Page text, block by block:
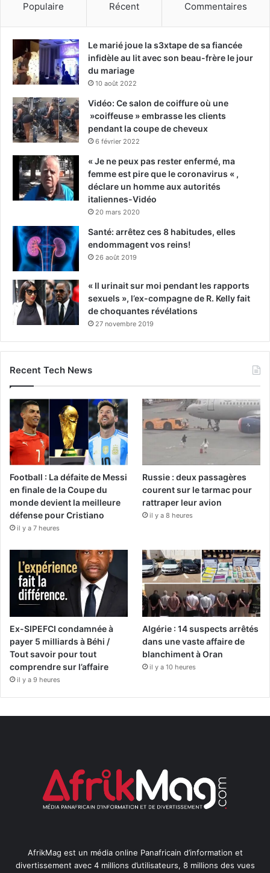
Populaire Récent Commentaires
Le marié joue la s3xtape de sa fiancée
infidèle au lit avec son beau-frère le jour
du mariage
10 août 2022
Vidéo: Ce salon de coiffure où une
»coiffeuse » embrasse les clients
pendant la coupe de cheveux
6 février 2022
« Je ne peux pas rester enfermé, ma
femme est pire que le coronavirus « ,
déclare un homme aux autorités
italiennes-Vidéo
20 mars 2020
Santé: arrêtez ces 8 habitudes, elles
endommagent vos reins!
26 août 2019
« Il urinait sur moi pendant les rapports
sexuels », l’ex-compagne de R. Kelly fait
de choquantes révélations
27 novembre 2019
Recent Tech News
Football : La défaite de Messi
en finale de la Coupe du
monde devient la meilleure
défense pour Cristiano
il y a 7 heures
Russie : deux passagères
courent sur le tarmac pour
rattraper leur avion
il y a 8 heures
Ex-SIPEFCI condamnée à
payer 5 milliards à Béhi /
Tout savoir pour tout
comprendre sur l’affaire
il y a 9 heures
Algérie : 14 suspects arrêtés
dans une vaste affaire de
blanchiment à Oran
il y a 10 heures
AfrikMag est un média online Panafricain d’information et
divertissement avec 4 millions d’utilisateurs, 8 millions des vues